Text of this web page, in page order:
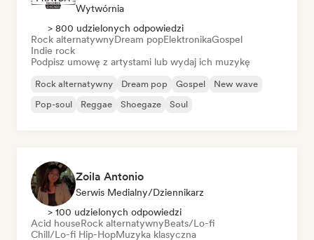
Wytwórnia
> 800 udzielonych odpowiedzi
Rock alternatywnyDream popElektronikaGospel
Indie rock
Podpisz umowę z artystami lub wydaj ich muzykę
Rock alternatywny Dream pop Gospel
New wave
Pop-soul
Reggae Shoegaze Soul
Zoila Antonio
Serwis Medialny/Dziennikarz
> 100 udzielonych odpowiedzi
Acid houseRock alternatywnyBeats/Lo-fi
Chill/Lo-fi Hip-HopMuzyka klasyczna